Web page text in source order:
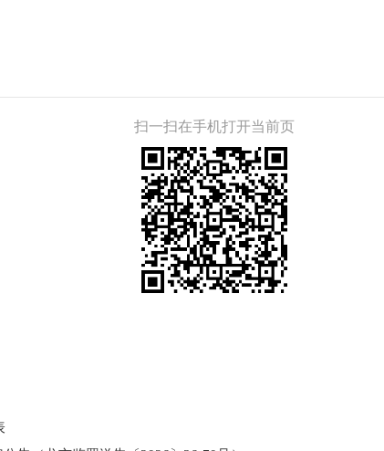
扫一扫在手机打开当前页